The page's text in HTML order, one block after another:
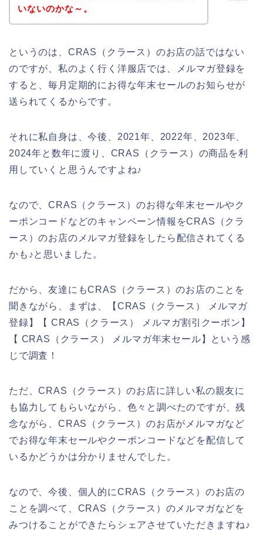
いないのかな～。
というのは、CRAS（クラース）のお店の話ではない
のですが、私のよく行く洋服店では、メルマガ登録を
すると、毎月定期的にお得な年末セールのお知らせが
送られてくるからです。
それに私自身は、今後、2021年、2022年、2023年、
2024年と数年に渡り、CRAS（クラース）の商品を利
用していくと思うんですよね♪
なので、CRAS（クラース）のお得な年末セールやク
ーポンコードなどのキャンペーン情報をCRAS（クラ
ース）のお店のメルマガ登録をしたら配信されてくる
かも♪と思いました。
だから、友達にもCRAS（クラース）のお店のことを
聞きながら、まずは、【CRAS（クラース） メルマガ
登録】【 CRAS（クラース） メルマガ割引クーポン】
【 CRAS（クラース） メルマガ年末セール】という感
じで調査！
ただ、CRAS（クラース）のお店に詳しい私の親友に
も協力してもらいながら、色々と調べたのですが、残
念ながら、CRAS（クラース）のお店がメルマガなど
でお得な年末セールやクーポンコードなどを配信して
いるかどうかは分かりませんでした。
なので、今後、個人的にCRAS（クラース）のお店の
ことを調べて、CRAS（クラース）のメルマガなどを
みつけることができたらシェアさせていただきますね♪